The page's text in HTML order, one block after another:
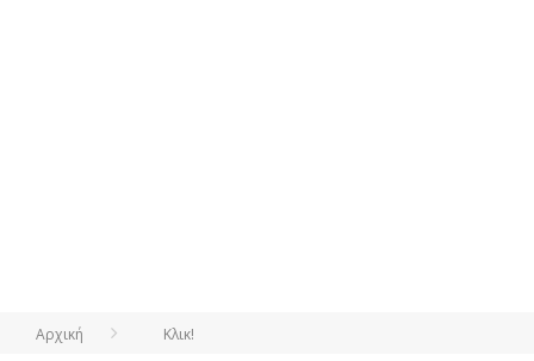
Αρχική Κλικ!